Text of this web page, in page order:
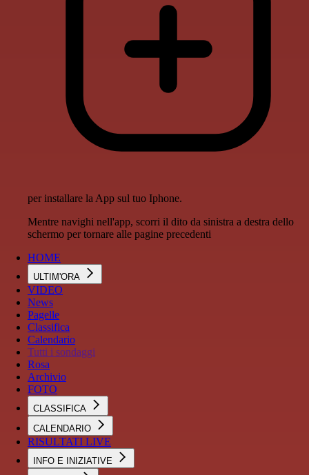
per installare la App sul tuo Iphone.
Mentre navighi nell'app, scorri il dito da sinistra a destra dello
schermo per tornare alle pagine precedenti
HOME
ULTIM'ORA
VIDEO
News
Pagelle
Classifica
Calendario
Tutti i sondaggi
Rosa
Archivio
FOTO
CLASSIFICA
CALENDARIO
RISULTATI LIVE
INFO E INIZIATIVE